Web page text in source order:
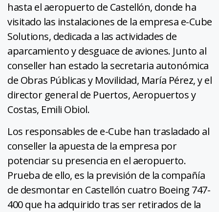
hasta el aeropuerto de Castellón, donde ha
visitado las instalaciones de la empresa e-Cube
Solutions, dedicada a las actividades de
aparcamiento y desguace de aviones. Junto al
conseller han estado la secretaria autonómica
de Obras Públicas y Movilidad, María Pérez, y el
director general de Puertos, Aeropuertos y
Costas, Emili Obiol.
Los responsables de e-Cube han trasladado al
conseller la apuesta de la empresa por
potenciar su presencia en el aeropuerto.
Prueba de ello, es la previsión de la compañía
de desmontar en Castellón cuatro Boeing 747-
400 que ha adquirido tras ser retirados de la